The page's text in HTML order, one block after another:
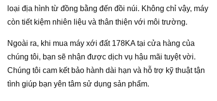
loại địa hình từ đồng bằng đến đồi núi. Không chỉ vậy, máy
còn tiết kiệm nhiên liệu và thân thiện với môi trường.
Ngoài ra, khi mua máy xới đất 178KA tại cửa hàng của
chúng tôi, bạn sẽ nhận được dịch vụ hậu mãi tuyệt vời.
Chúng tôi cam kết bảo hành dài hạn và hỗ trợ kỹ thuật tận
tình giúp bạn yên tâm sử dụng sản phẩm.